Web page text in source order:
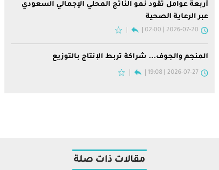
أربعة عوامل تقود نمو الناتج المحلي الإجمالي السعودي
عبر الرعاية الصحية
2026-07-20 | 02:00
المنجم والجوف... شراكة تربط الإنتاج بالتوزيع
2026-07-27 | 19:08
مقالات ذات صلة